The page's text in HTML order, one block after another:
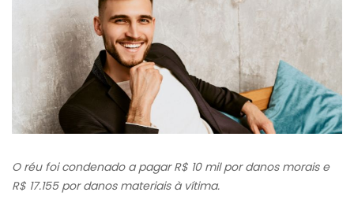
O réu foi condenado a pagar R$ 10 mil por danos morais e
R$ 17.155 por danos materiais à vítima.